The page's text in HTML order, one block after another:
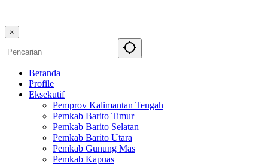
×
Beranda
Profile
Eksekutif
Pemprov Kalimantan Tengah
Pemkab Barito Timur
Pemkab Barito Selatan
Pemkab Barito Utara
Pemkab Gunung Mas
Pemkab Kapuas